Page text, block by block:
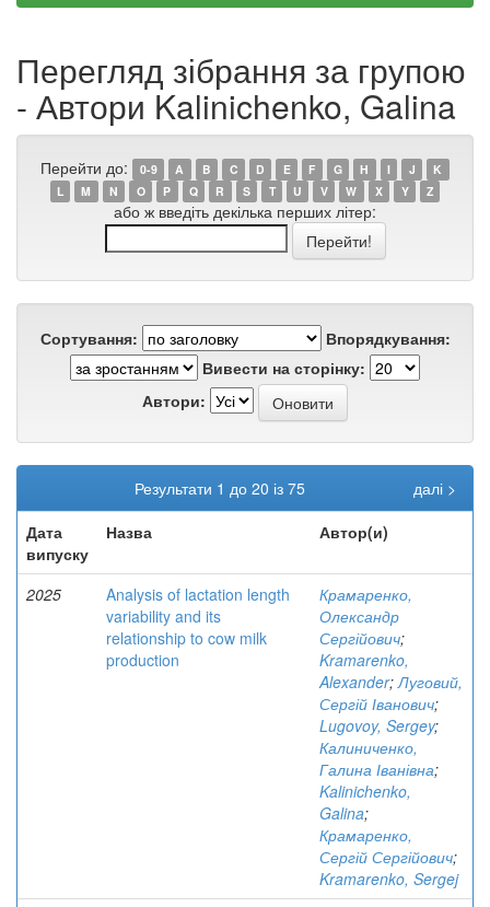
Перегляд зібрання за групою
- Автори Kalinichenko, Galina
Перейти до: 0-9 A B C D E F G H I J
K
L
M N O P Q R S T U V W X Y Z
або ж введіть декілька перших літер:
Сортування:
Впорядкування:
Вивести на сторінку:
Автори:
Результати 1 до 20 із 75
далі >
Дата
випуску
Назва Автор(и)
2025
Analysis of lactation length
variability and its
relationship to cow milk
production
Крамаренко,
Олександр
Сергійович;
Kramarenko,
Alexander;Луговий,
Сергій Іванович;
Lugovoy, Sergey;
Калиниченко,
Галина Іванівна;
Kalinichenko,
Galina;
Крамаренко,
Сергій Сергійович;
Kramarenko, Sergej